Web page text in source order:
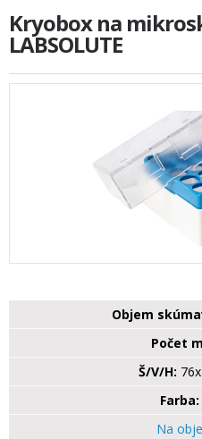
Kryobox na
LABSOLUTE
Objem
Počet
Š/V/H:
Farba:
Na